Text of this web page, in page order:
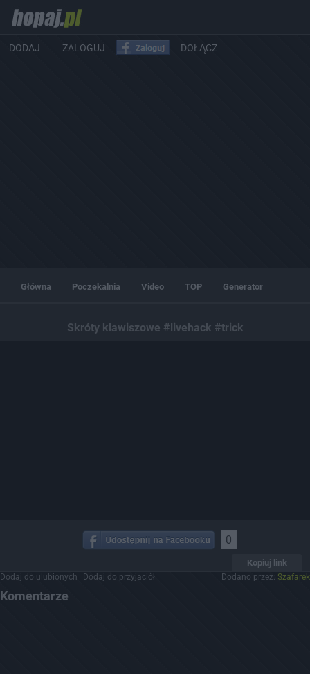
DODAJ ZALOGUJ DOŁĄCZ
Główna Poczekalnia Video TOP Generator
Skróty klawiszowe #livehack #trick
0
Kopiuj link
Dodaj do ulubionych Dodaj do przyjaciół Dodano przez: Szafarek
Komentarze